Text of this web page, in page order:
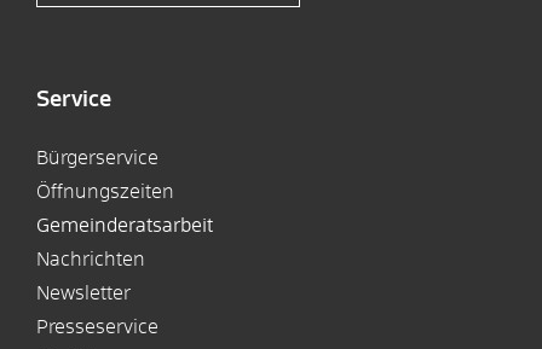
Service
Bürgerservice
Öffnungszeiten
Gemeinderatsarbeit
Nachrichten
Newsletter
Presseservice